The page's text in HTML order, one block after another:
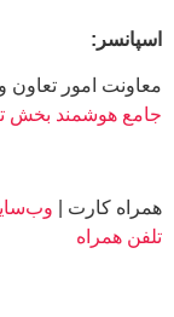
اسپانسر:
معاونت امور تعاون
جامع هوشمند بخش
همراه کارت |
تلفن همراه